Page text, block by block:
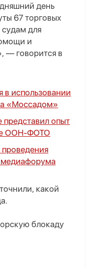
день
67 торговых
для
и
— говорится в
в использовании
«Моссадом»
опыт
ООН-ФОТО
проведения
медиафорума
какой
блокаду